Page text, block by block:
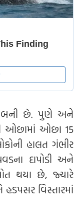
બની છે. પુણે અને
ઓછામાં ઓછા 15
હાલત ગંભીર
દાપોડી અને
થયા છે, જ્યારે
વિસ્તારમાં